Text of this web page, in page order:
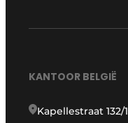
KANTOOR BELGIË
Kapellestraat 132/1